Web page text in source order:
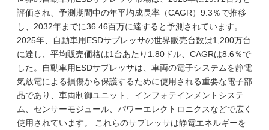
評価され、予測期間中の年平均成長率（CAGR）9.3％で推移
し、2032年までに36.46百万に達すると予測されています。
2025年、自動車用ESDサプレッサの世界販売台数は1,200万台
に達し、平均販売価格は1台あたり1.80ドル、CAGRは8.6％で
した。自動車用ESDサプレッサは、車両の電子システムを静電
気放電による損傷から保護するために使用される重要な電子部
品であり、車両制御ユニット、インフォテインメントシステ
ム、センサーモジュール、パワーエレクトロニクスなどで広く
使用されています。 これらのサプレッサは静電エネルギーを